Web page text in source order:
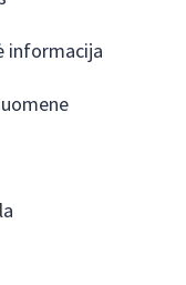
informacija